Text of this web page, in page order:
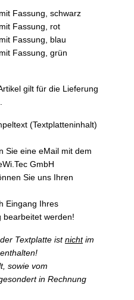
Fassung, schwarz
Fassung, rot
Fassung, blau
Fassung, grün
gilt für die Lieferung
(Textplatteninhalt)
Sie eine eMail mit dem
GmbH
Sie uns Ihren
Eingang Ihres
bearbeitet werden!
Textplatte istnicht im
sowie vom
in Rechnung